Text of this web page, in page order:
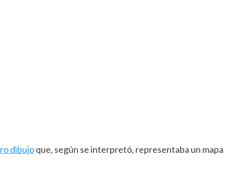
dibujoque, según se interpretó, representaba un mapa